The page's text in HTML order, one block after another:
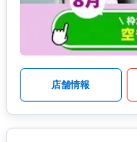
店舗情報